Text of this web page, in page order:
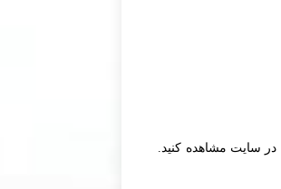
در سایت مشاهده کنید.